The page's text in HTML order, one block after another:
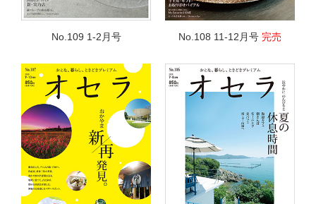
No.109 1-2月号 No.108 11-12月号 完売